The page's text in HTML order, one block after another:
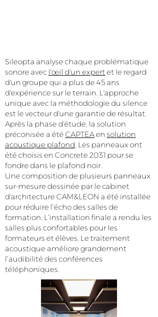
io
.
Sileopta analyse chaque problématique
sonore avec l'œil d'un expert et le regard
d'un groupe qui a plus de 45 ans
d'expérience sur le terrain. L'approche
unique avec la méthodologie du silence
est le vecteur d'une garantie de résultat.
Après la phase d'étude, la solution
préconisée a été CAPTEAen solution
acoustique plafond. Les panneaux ont
été choisis en Concrete 2031 pour se
fondre dans le plafond noir.
Une composition de plusieurs panneaux
sur-mesure dessinée par le cabinet
d'architecture CAM&LEON a été installée
pour réduire l’écho des salles de
formation. L’installation finale a rendu les
salles plus confortables pour les
formateurs et élèves. Le traitement
acoustique améliore grandement
l’audibilité des conférences
téléphoniques.